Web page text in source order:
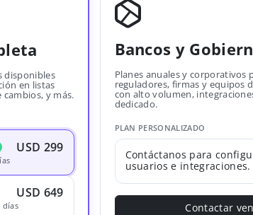
disponibles
en listas
cambios, y más.
USD 299
USD 649
días
Bancos y
Planes anuales y corporativos
reguladores, firmas y equipos
con alto volumen,
dedicado.
PLAN PERSONALIZADO
Contáctanos para
usuarios e integraciones.
Contactar